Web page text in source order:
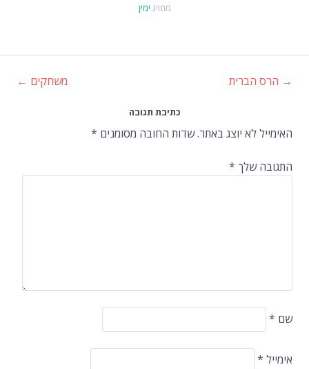
מתויג ימין
ניווט
ברשומות
→ הרס הברית משחקים ←
כתיבת תגובה
האימייל לא יוצג באתר.שדות החובה מסומנים *
התגובה שלך *
שם *
אימייל *